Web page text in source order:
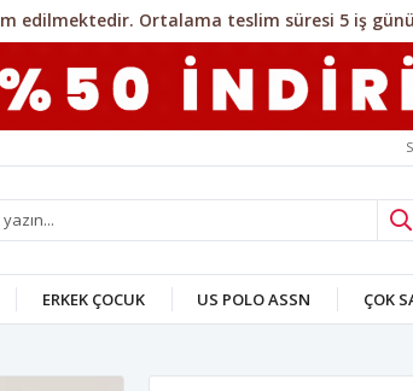
ERKEK ÇOCUK US POLO ASSN ÇOK